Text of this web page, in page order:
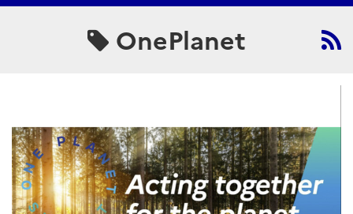
OnePlanet